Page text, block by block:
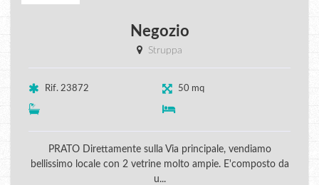
Negozio
Struppa
Rif. 23872 50 mq
PRATO Direttamente sulla Via principale, vendiamo
bellissimo locale con 2 vetrine molto ampie. E'composto da
u...